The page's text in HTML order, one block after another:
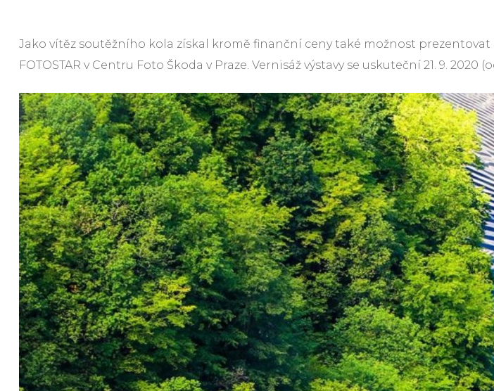
Jako vítěz soutěžního kola získal kromě finanční ceny také možnost
FOTOSTAR v Centru Foto Škoda v Praze. Vernisáž výstavy se uskuteční 21. 9.